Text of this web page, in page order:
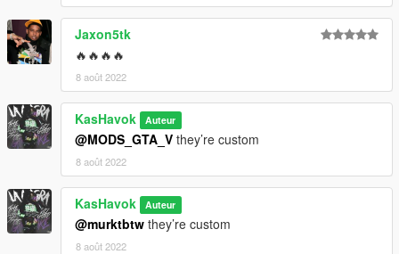
Jaxon5tk
🔥🔥🔥🔥
8 août 2022
KasHavok Auteur
@MODS_GTA_V they’re custom
8 août 2022
KasHavok Auteur
@murktbtw they’re custom
8 août 2022